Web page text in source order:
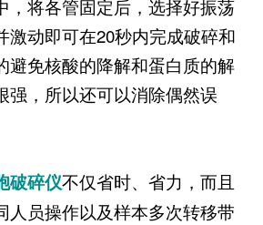
，将各管固定后，选择好振荡
激动即可在20秒内完成破碎和
避免核酸的降解和蛋白质的解
强，所以还可以消除偶然误
破碎仪不仅省时、省力，而且
人员操作以及样本多次转移带